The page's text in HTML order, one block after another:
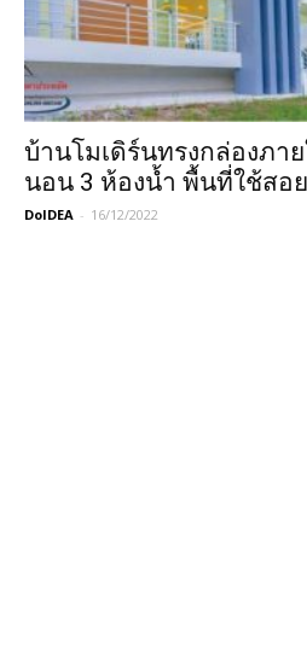
บ้านโมเดิร์นทรงกล่องภา
นอน 3 ห้องน้ำ พื้นที่ใช้สอ
DoIDEA - 16/12/2022